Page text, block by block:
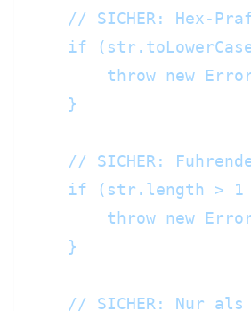
// SICHER: Hex-
if
throw new
    }
// SICHER:
if (str.length >
throw new
    }
// SICHER: Nur